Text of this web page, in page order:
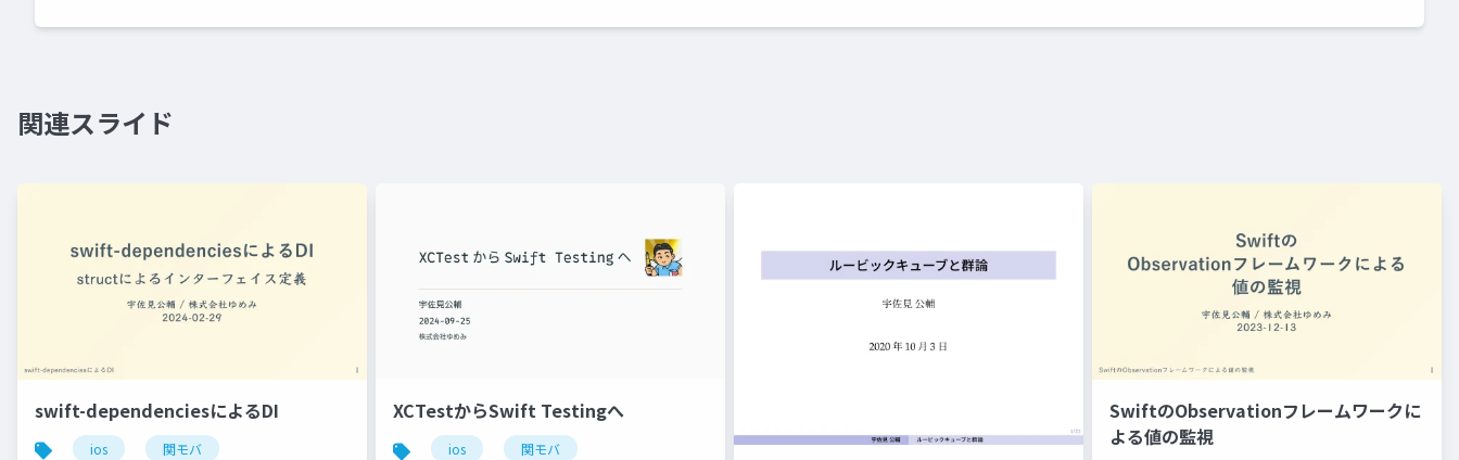
関連スライド
swift-dependenciesによるDI
ios 関モバ
XCTestからSwift Testingへ
ios 関モバ
SwiftのObservationフレームワークに
よる値の監視